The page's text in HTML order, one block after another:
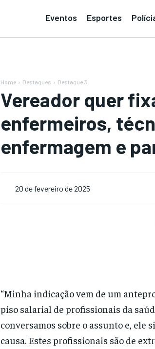
Eventos Esportes
Home Destaques Destaque 3
Vereador quer
enfermeiros,
enfermagem e
20 de fevereiro de 2025
“Minha indicação vem de um
piso salarial de profissionais da
conversamos sobre o assunto e, ele
causa. Estes profissionais são de